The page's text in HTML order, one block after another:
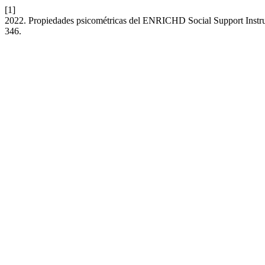
[1]
2022. Propiedades psicométricas del ENRICHD Social Support
346.